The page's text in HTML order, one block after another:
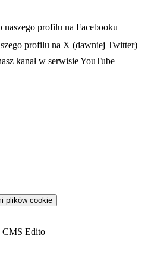
się w nowej karcie
naszego profilu na Facebooku
profilu na X (dawniej Twitter)
w nowej karcie
kanał w serwisie YouTube
plików cookie
CMS Edito